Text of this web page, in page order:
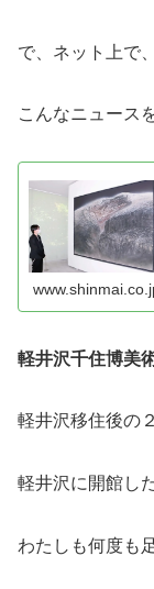
で、ネット上で、
こんなニュース
軽井沢千住博美
軽井沢移住後の
軽井沢に開館し
わたしも何度も